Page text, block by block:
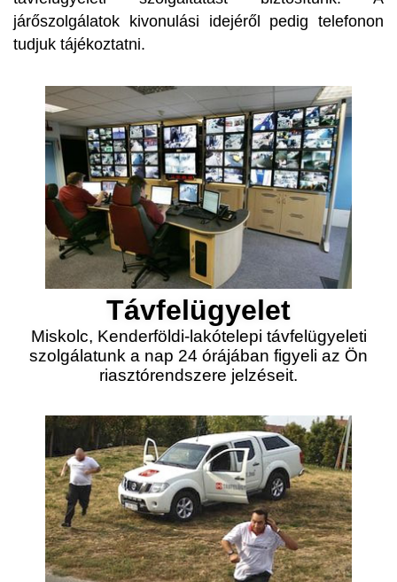
járőszolgálatok kivonulási idejéről pedig telefonon
tudjuk tájékoztatni.
Távfelügyelet
Miskolc, Kenderföldi-lakótelepi távfelügyeleti
szolgálatunk a nap 24 órájában figyeli az Ön
riasztórendszere jelzéseit.